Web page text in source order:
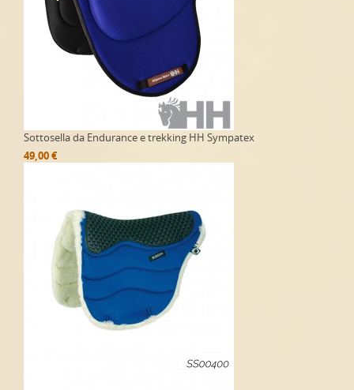
Sottosella da Endurance e trekking HH Sympatex
49,00 €